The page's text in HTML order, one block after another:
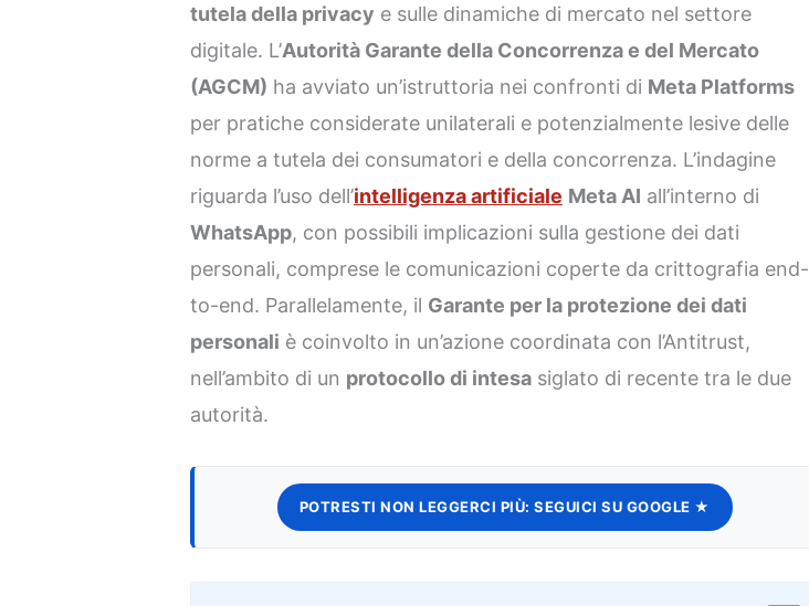
tutela della privacy e sulle dinamiche di mercato nel settore
digitale. L’Autorità Garante della Concorrenza e del Mercato
(AGCM) ha avviato un’istruttoria nei confronti di Meta Platforms
per pratiche considerate unilaterali e potenzialmente lesive delle
norme a tutela dei consumatori e della concorrenza. L’indagine
riguarda l’uso dell’intelligenza artificiale Meta AI all’interno di
WhatsApp, con possibili implicazioni sulla gestione dei dati
personali, comprese le comunicazioni coperte da crittografia end-
to-end. Parallelamente, il Garante per la protezione dei dati
personali è coinvolto in un’azione coordinata con l’Antitrust,
nell’ambito di un protocollo di intesa siglato di recente tra le due
autorità.
POTRESTI NON LEGGERCI PIÙ: SEGUICI SU GOOGLE ★